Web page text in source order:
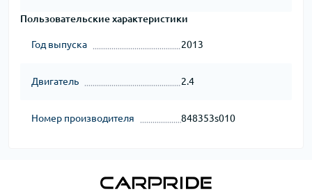
Пользовательские характеристики
Год выпуска 2013
Двигатель 2.4
Номер производителя 848353s010